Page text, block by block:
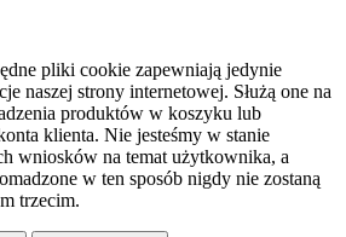
pliki cookie zapewniają jedynie
naszej strony internetowej. Służą one na
produktów w koszyku lub
klienta. Nie jesteśmy w stanie
wniosków na temat użytkownika, a
w ten sposób nigdy nie zostaną
trzecim.